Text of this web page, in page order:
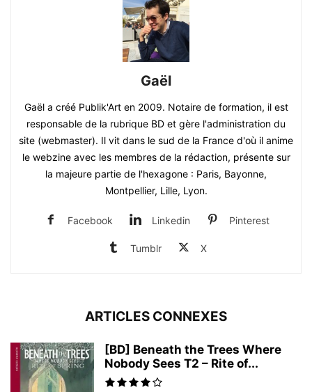
Gaël
Gaël a créé Publik'Art en 2009. Notaire de formation, il est
responsable de la rubrique BD et gère l'administration du
site (webmaster). Il vit dans le sud de la France d'où il anime
le webzine avec les membres de la rédaction, présente sur
la majeure partie de l'hexagone : Paris, Bayonne,
Montpellier, Lille, Lyon.
Facebook Linkedin Pinterest
Tumblr X
ARTICLES CONNEXES
[BD] Beneath the Trees Where
Nobody Sees T2 – Rite of...